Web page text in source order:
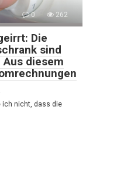
0 262
Die
sind
diesem
ich nicht, dass die